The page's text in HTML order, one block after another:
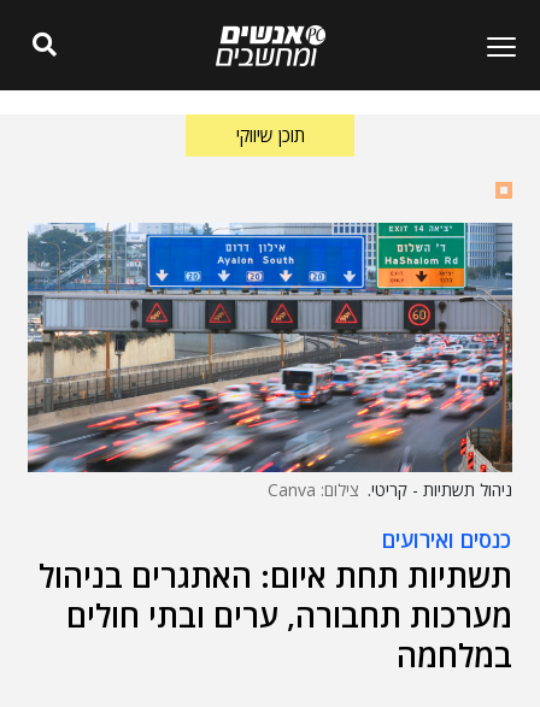
תוכן שיווקי
ניהול תשתיות - קריטי. צילום: Canva
כנסים ואירועים
תשתיות תחת איום: האתגרים בניהול
מערכות תחבורה, ערים ובתי חולים
במלחמה